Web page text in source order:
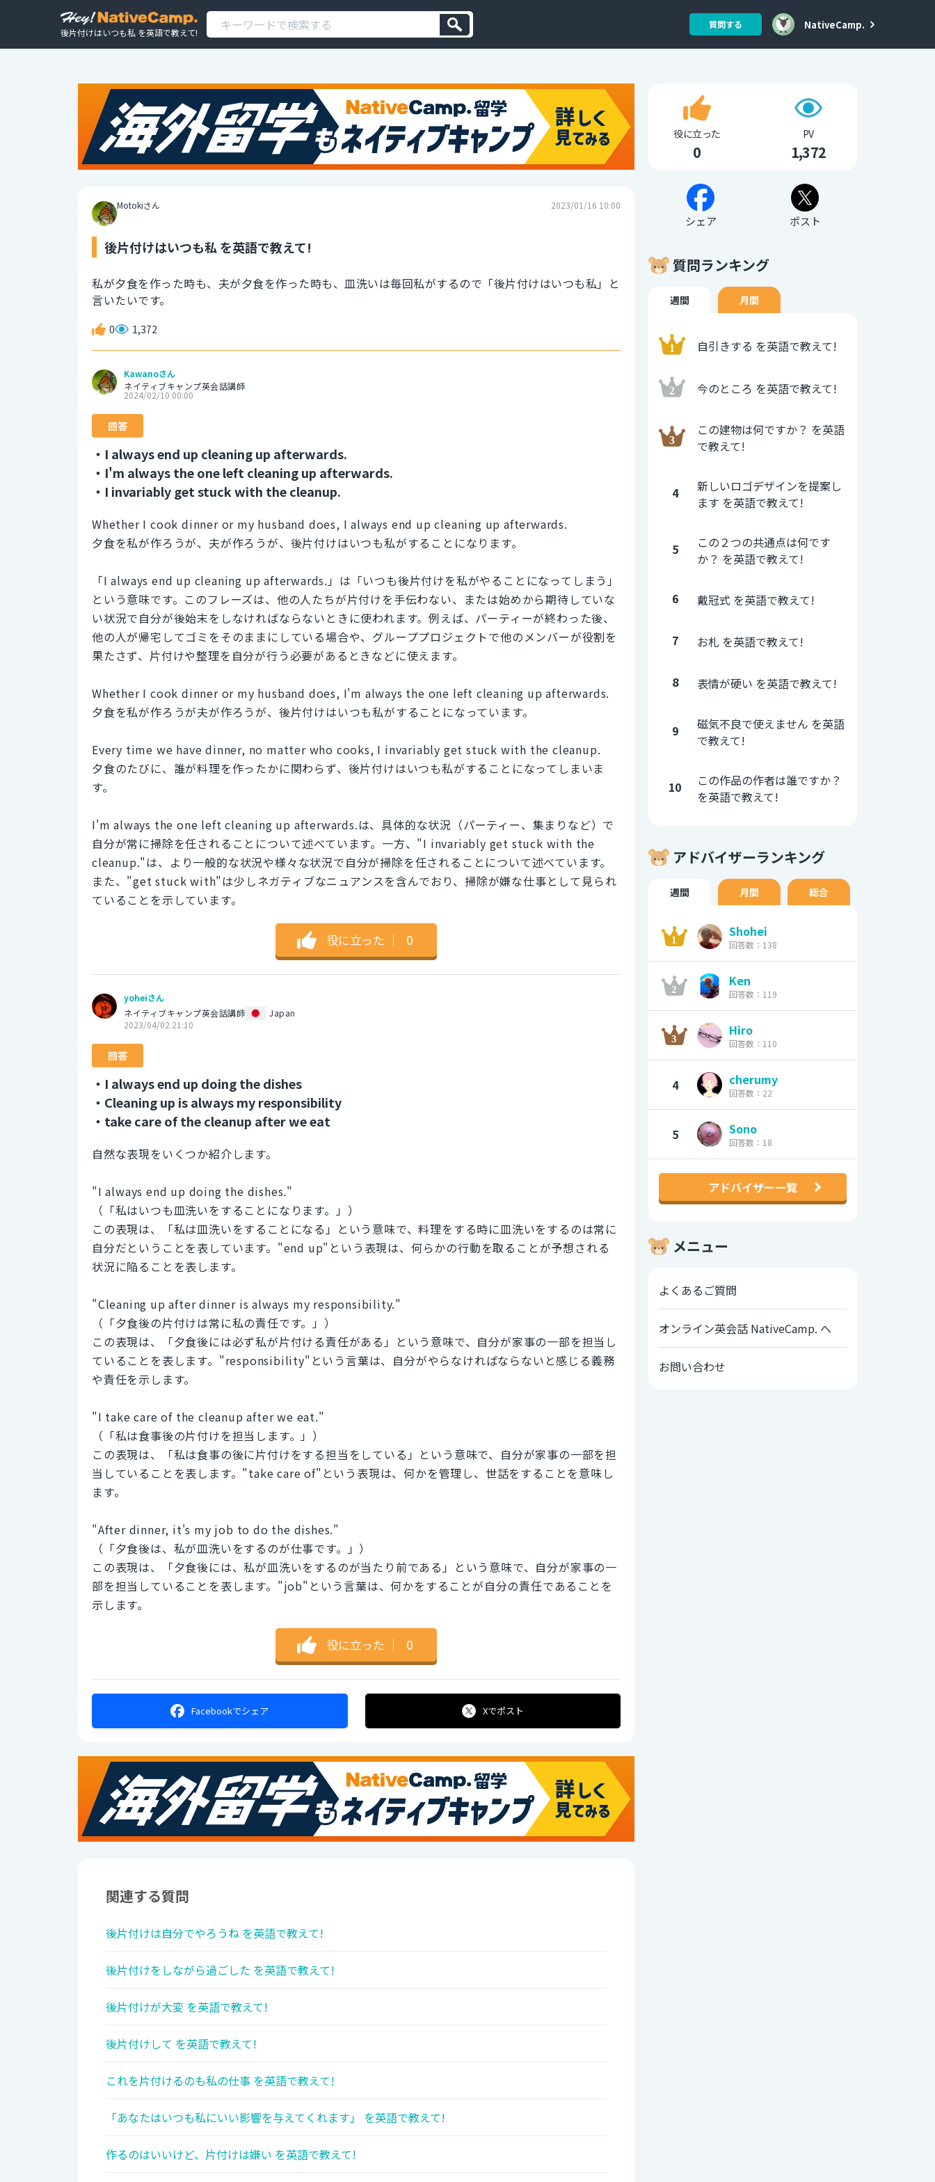
後片付けはいつも私 を英語で教えて!
質問する NativeCamp.
Motokiさん 2023/01/16 10:00
後片付けはいつも私 を英語で教えて!
私が夕食を作った時も、夫が夕食を作った時も、皿洗いは毎回私がするので「後片付けはいつも私」と
言いたいです。
0 1,372
Kawanoさん
ネイティブキャンプ英会話講師
2024/02/10 00:00
回答
・I always end up cleaning up afterwards.
・I'm always the one left cleaning up afterwards.
・I invariably get stuck with the cleanup.
Whether I cook dinner or my husband does, I always end up cleaning up afterwards.
夕食を私が作ろうが、夫が作ろうが、後片付けはいつも私がすることになります。
「I always end up cleaning up afterwards.」は「いつも後片付けを私がやることになってしまう」
という意味です。このフレーズは、他の人たちが片付けを手伝わない、または始めから期待していな
い状況で自分が後始末をしなければならないときに使われます。例えば、パーティーが終わった後、
他の人が帰宅してゴミをそのままにしている場合や、グループプロジェクトで他のメンバーが役割を
果たさず、片付けや整理を自分が行う必要があるときなどに使えます。
Whether I cook dinner or my husband does, I'm always the one left cleaning up afterwards.
夕食を私が作ろうが夫が作ろうが、後片付けはいつも私がすることになっています。
Every time we have dinner, no matter who cooks, I invariably get stuck with the cleanup.
夕食のたびに、誰が料理を作ったかに関わらず、後片付けはいつも私がすることになってしまいま
す。
I'm always the one left cleaning up afterwards.は、具体的な状況（パーティー、集まりなど）で
自分が常に掃除を任されることについて述べています。一方、"I invariably get stuck with the
cleanup."は、より一般的な状況や様々な状況で自分が掃除を任されることについて述べています。
また、"get stuck with"は少しネガティブなニュアンスを含んでおり、掃除が嫌な仕事として見られ
ていることを示しています。
役に立った ｜ 0
yoheiさん
ネイティブキャンプ英会話講師
Japan
2023/04/02 21:10
回答
・I always end up doing the dishes
・Cleaning up is always my responsibility
・take care of the cleanup after we eat
自然な表現をいくつか紹介します。
"I always end up doing the dishes."
（「私はいつも皿洗いをすることになります。」）
この表現は、「私は皿洗いをすることになる」という意味で、料理をする時に皿洗いをするのは常に
自分だということを表しています。"end up"という表現は、何らかの行動を取ることが予想される
状況に陥ることを表します。
"Cleaning up after dinner is always my responsibility."
（「夕食後の片付けは常に私の責任です。」）
この表現は、「夕食後には必ず私が片付ける責任がある」という意味で、自分が家事の一部を担当し
ていることを表します。"responsibility"という言葉は、自分がやらなければならないと感じる義務
や責任を示します。
"I take care of the cleanup after we eat."
（「私は食事後の片付けを担当します。」）
この表現は、「私は食事の後に片付けをする担当をしている」という意味で、自分が家事の一部を担
当していることを表します。"take care of"という表現は、何かを管理し、世話をすることを意味し
ます。
"After dinner, it's my job to do the dishes."
（「夕食後は、私が皿洗いをするのが仕事です。」）
この表現は、「夕食後には、私が皿洗いをするのが当たり前である」という意味で、自分が家事の一
部を担当していることを表します。"job"という言葉は、何かをすることが自分の責任であることを
示します。
役に立った ｜ 0
Facebookでシェア Xでポスト
関連する質問
後片付けは自分でやろうね を英語で教えて!
後片付けをしながら過ごした を英語で教えて!
後片付けが大変 を英語で教えて!
後片付けして を英語で教えて!
これを片付けるのも私の仕事 を英語で教えて!
「あなたはいつも私にいい影響を与えてくれます」 を英語で教えて!
作るのはいいけど、片付けは嫌い を英語で教えて!
役に立った
0
PV
1,372
シェア ポスト
質問ランキング
週間 月間
自引きする を英語で教えて!
今のところ を英語で教えて!
この建物は何ですか？ を英語
で教えて!
4
新しいロゴデザインを提案し
ます を英語で教えて!
5
この２つの共通点は何です
か？ を英語で教えて!
6 戴冠式 を英語で教えて!
7 お札 を英語で教えて!
8 表情が硬い を英語で教えて!
9
磁気不良で使えません を英語
で教えて!
10
この作品の作者は誰ですか？
を英語で教えて!
アドバイザーランキング
週間 月間 総合
Shohei
回答数：138
Ken
回答数：119
Hiro
回答数：110
4 cherumy
回答数：22
5 Sono
回答数：18
アドバイザー一覧
メニュー
よくあるご質問
オンライン英会話 NativeCamp. へ
お問い合わせ